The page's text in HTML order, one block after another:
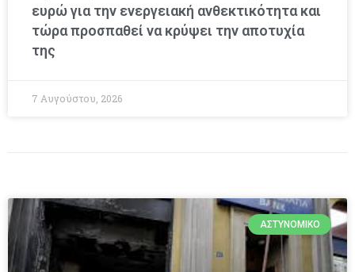
ευρώ για την ενεργειακή ανθεκτικότητα και
τώρα προσπαθεί να κρύψει την αποτυχία
της
7 Αυγούστου, 2026
ΑΣΤΥΝΟΜΙΚΌ